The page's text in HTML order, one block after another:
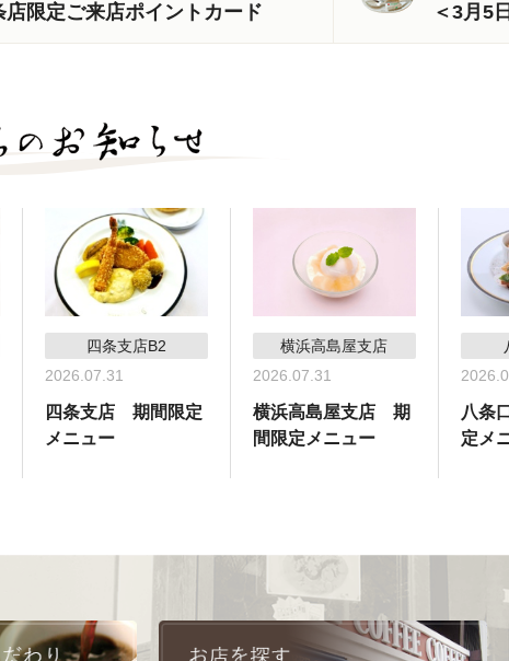
店限定ご来店ポイントカード
四条支店B2
2026.07.31
四条支店 期間限定
メニュー
横浜高島屋支店
2026.07.31
横浜高島屋支店 期
間限定メニュー
八条
定メ